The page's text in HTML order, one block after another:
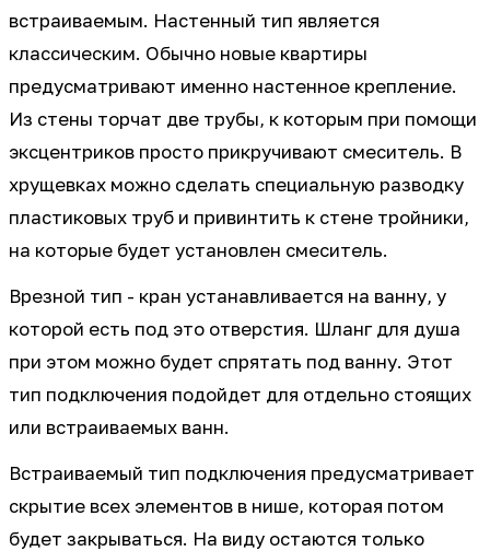
встраиваемым. Настенный тип является
классическим. Обычно новые квартиры
предусматривают именно настенное крепление.
Из стены торчат две трубы, к которым при помощи
эксцентриков просто прикручивают смеситель. В
хрущевках можно сделать специальную разводку
пластиковых труб и привинтить к стене тройники,
на которые будет установлен смеситель.
Врезной тип - кран устанавливается на ванну, у
которой есть под это отверстия. Шланг для душа
при этом можно будет спрятать под ванну. Этот
тип подключения подойдет для отдельно стоящих
или встраиваемых ванн.
Встраиваемый тип подключения предусматривает
скрытие всех элементов в нише, которая потом
будет закрываться. На виду остаются только